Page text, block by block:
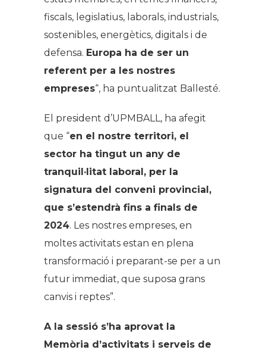
fiscals, legislatius, laborals, industrials,
sostenibles, energètics, digitals i de
defensa. Europa ha de ser un
referent per a les nostres
empreses“, ha puntualitzat Ballesté.
El president d’UPMBALL, ha afegit
que “en el nostre territori, el
sector ha tingut un any de
tranquil·litat laboral, per la
signatura del conveni provincial,
que s’estendrà fins a finals de
2024. Les nostres empreses, en
moltes activitats estan en plena
transformació i preparant-se per a un
futur immediat, que suposa grans
canvis i reptes”.
A la sessió s’ha aprovat la
Memòria d’activitats i serveis de